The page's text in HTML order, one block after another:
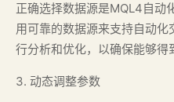
正确选择数据源是MQL4自动
用可靠的数据源来支持自动
行分析和优化，以确保能够得
3. 动态调整参数